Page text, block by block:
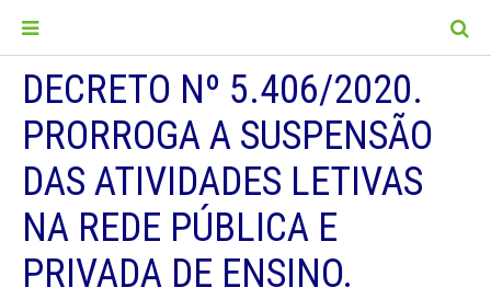
DECRETO Nº 5.406/2020.
PRORROGA A SUSPENSÃO
DAS ATIVIDADES LETIVAS
NA REDE PÚBLICA E
PRIVADA DE ENSINO.